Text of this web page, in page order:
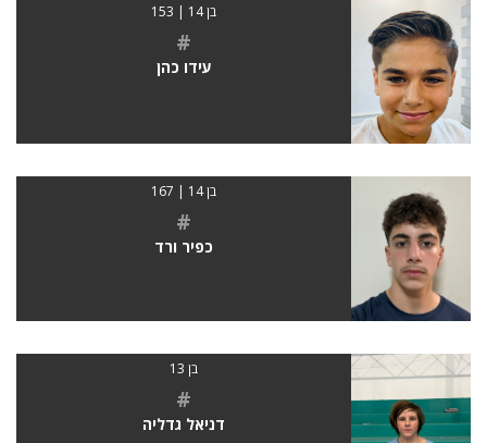
בן 14 | 153
#
עידו כהן
בן 14 | 167
#
כפיר ורד
בן 13
#
דניאל גדליה